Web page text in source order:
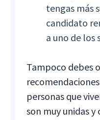
tengas más
candidato
a uno de los
Tampoco debes
personas que
son muy unidas y